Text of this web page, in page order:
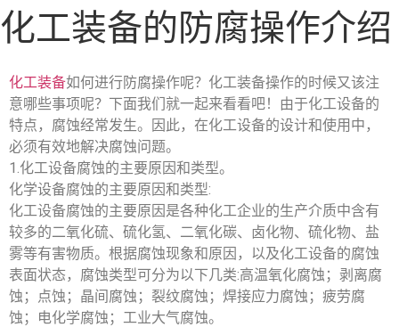
化工装备的防腐操作介绍
化工装备如何进行防腐操作呢？化工装备操作的时候又该注
意哪些事项呢？下面我们就一起来看看吧！由于化工设备的
特点，腐蚀经常发生。因此，在化工设备的设计和使用中，
必须有效地解决腐蚀问题。
1.化工设备腐蚀的主要原因和类型。
化学设备腐蚀的主要原因和类型:
化工设备腐蚀的主要原因是各种化工企业的生产介质中含有
较多的二氧化硫、硫化氢、二氧化碳、卤化物、硫化物、盐
雾等有害物质。根据腐蚀现象和原因，以及化工设备的腐蚀
表面状态，腐蚀类型可分为以下几类:高温氧化腐蚀；剥离腐
蚀；点蚀；晶间腐蚀；裂纹腐蚀；焊接应力腐蚀；疲劳腐
蚀；电化学腐蚀；工业大气腐蚀。